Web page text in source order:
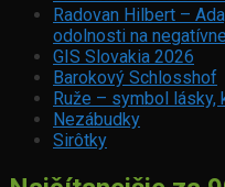
Radovan Hilbert –
odolnosti na
GIS Slovakia 2026
Barokový Schlosshof
Ruže – symbol lásky,
Nezábudky
Sirôtky